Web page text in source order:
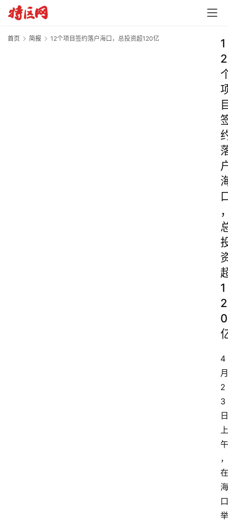
首页 简报 12个项目签约落户海口，总投资超120亿
1
2
1
2
0
4
月
2
3
日
上
午
，
在
海
口
举